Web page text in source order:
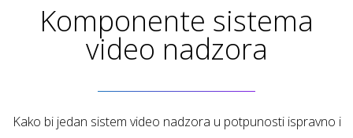
Komponente sistema
video nadzora
Kako bi jedan sistem video nadzora u potpunosti ispravno i